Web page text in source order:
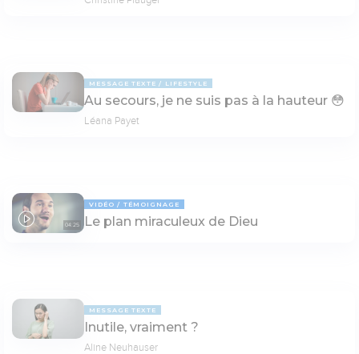
MESSAGE TEXTE LIFESTYLE
Au secours, je ne suis pas à la hauteur 😳
Léana Payet
04:25
VIDÉO TÉMOIGNAGE
Le plan miraculeux de Dieu
MESSAGE TEXTE
Inutile, vraiment ?
Aline Neuhauser